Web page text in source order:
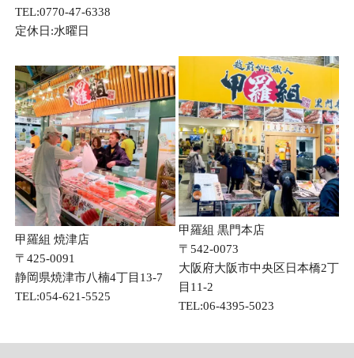
TEL:0770-47-6338
定休日:水曜日
甲羅組 焼津店
〒425-0091
静岡県焼津市八楠4丁目13-7
TEL:054-621-5525
甲羅組 黒門本店
〒542-0073
大阪府大阪市中央区日本橋2丁
目11-2
TEL:06-4395-5023